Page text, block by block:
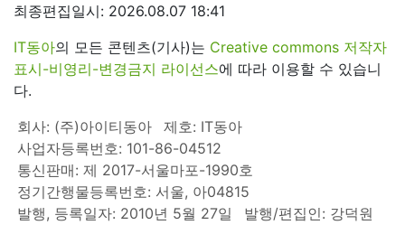
최종편집일시: 2026.08.07 18:41
IT동아의 모든 콘텐츠(기사)는 Creative commons 저작자
표시-비영리-변경금지 라이선스에 따라 이용할 수 있습니
다.
회사: (주)아이티동아
제호: IT동아
사업자등록번호: 101-86-04512
통신판매: 제 2017-서울마포-1990호
정기간행물등록번호: 서울, 아04815
발행, 등록일자: 2010년 5월 27일
발행/편집인: 강덕원